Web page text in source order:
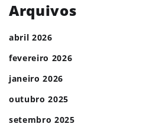
Arquivos
abril 2026
fevereiro 2026
janeiro 2026
outubro 2025
setembro 2025